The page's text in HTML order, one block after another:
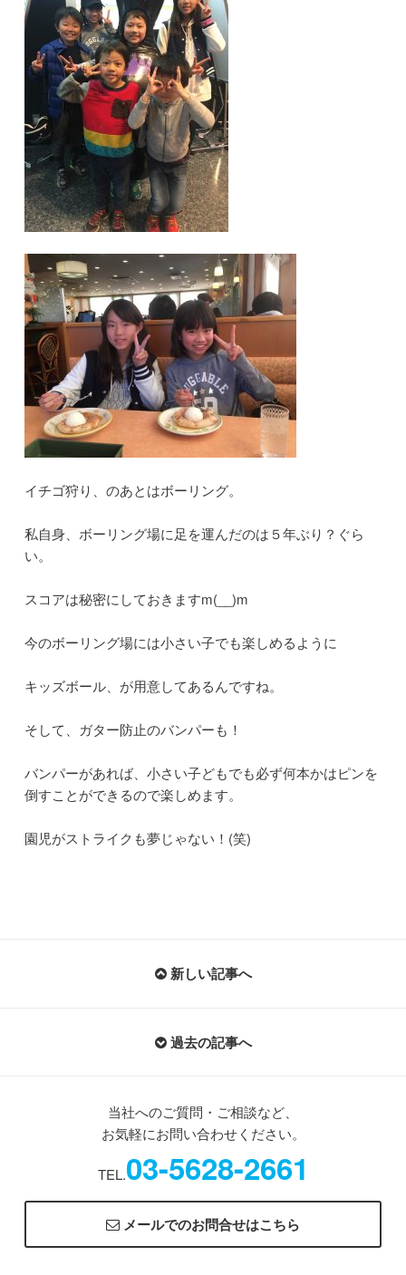
イチゴ狩り、のあとはボーリング。
私自身、ボーリング場に足を運んだのは５年ぶり？ぐら
い。
スコアは秘密にしておきますm(__)m
今のボーリング場には小さい子でも楽しめるように
キッズボール、が用意してあるんですね。
そして、ガター防止のバンパーも！
バンパーがあれば、小さい子どもでも必ず何本かはピンを
倒すことができるので楽しめます。
園児がストライクも夢じゃない！(笑)
新しい記事へ
過去の記事へ
当社へのご質問・ご相談など、
お気軽にお問い合わせください。
TEL.03-5628-2661
メールでのお問合せはこちら